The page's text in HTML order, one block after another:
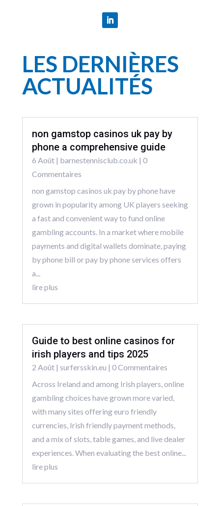
LES DERNIÈRES
ACTUALITÉS
non gamstop casinos uk pay by
phone a comprehensive guide
6 Août| barnestennisclub.co.uk | 0
Commentaires
non gamstop casinos uk pay by phone have
grown in popularity among UK players seeking
a fast and convenient way to fund online
gambling accounts. In a market where mobile
payments and digital wallets dominate, paying
by phone bill or pay by phone services offers
a...
lire plus
Guide to best online casinos for
irish players and tips 2025
2 Août| surfersskin.eu | 0 Commentaires
Across Ireland and among Irish players, online
gambling choices have grown more varied,
with many sites offering euro friendly
currencies, Irish friendly payment methods,
and a mix of slots, table games, and live dealer
experiences. When evaluating the best online...
lire plus